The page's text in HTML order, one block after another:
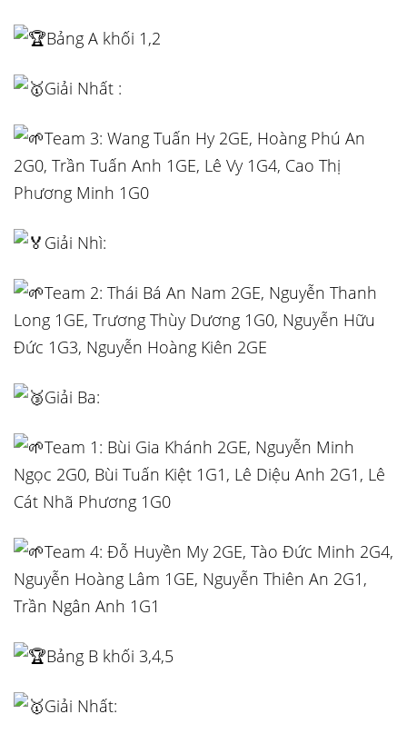
Bảng A khối 1,2
Giải Nhất :
Team 3: Wang Tuấn Hy 2GE, Hoàng Phú An
2G0, Trần Tuấn Anh 1GE, Lê Vy 1G4, Cao Thị
Phương Minh 1G0
Giải Nhì:
Team 2: Thái Bá An Nam 2GE, Nguyễn Thanh
Long 1GE, Trương Thùy Dương 1G0, Nguyễn Hữu
Đức 1G3, Nguyễn Hoàng Kiên 2GE
Giải Ba:
Team 1: Bùi Gia Khánh 2GE, Nguyễn Minh
Ngọc 2G0, Bùi Tuấn Kiệt 1G1, Lê Diệu Anh 2G1, Lê
Cát Nhã Phương 1G0
Team 4: Đỗ Huyền My 2GE, Tào Đức Minh 2G4,
Nguyễn Hoàng Lâm 1GE, Nguyễn Thiên An 2G1,
Trần Ngân Anh 1G1
Bảng B khối 3,4,5
Giải Nhất: